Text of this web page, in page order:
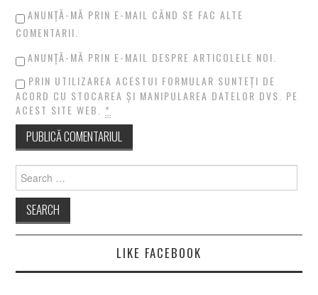
ANUNȚĂ-MĂ PRIN E-MAIL CÂND SE FAC ALTE
COMENTARII.
ANUNȚĂ-MĂ PRIN E-MAIL DESPRE ARTICOLELE NOI.
PRIN UTILIZAREA ACESTUI FORMULAR SUNTEȚI DE
ACORD CU STOCAREA ȘI MANIPULAREA DATELOR DVS. PE
ACEST SITE WEB. *
for:
LIKE FACEBOOK